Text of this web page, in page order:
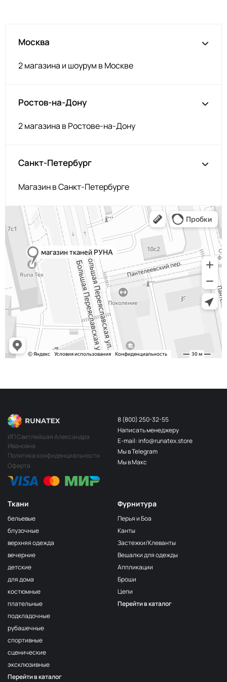
Мятный
Белый
Зефир
ТУ106
Серо-зелёный
Москва
2 магазина и шоурум в Москве
Ростов-на-Дону
2 магазина в Ростове-на-Дону
Санкт-Петербург
Магазин в Санкт-Петербурге
Ткани
бельевые
блузочные
верхняя одежда
вечерние
детские
для дома
костюмные
плательные
подкладочные
рубашечные
спортивные
сценические
эксклюзивные
Перейти в каталог
Фурнитура
Перья и Боа
Канты
Застежки/Клеванты
Вешалки для одежды
Аппликации
Броши
Цепи
Перейти в каталог
ИП Светлейшая Александра
Ивановна
Политика конфиденциальности
Оферта
8 (800) 250-32-55
Написать менеджеру
E-mail: info@runatex.store
Мы в Telegram
Мы в Макс